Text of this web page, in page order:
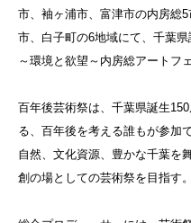
市、袖ヶ浦市、富津市の内房総
市、白子町の6地域にて、千葉
～環境と欲望～内房総アートフ
百年後芸術祭は、千葉県誕生
る、百年後を考える誰もが参加
自然、文化資源、豊かな千葉を
創の場としての芸術祭を目指す。